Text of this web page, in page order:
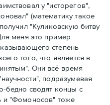
у "исторегов",
(математику такое
"Куликовскую битву
меня это пример
степень
того, что является в
Они всё время
подразумевая
бедно сводят концы с
и "Фомоносов" тоже